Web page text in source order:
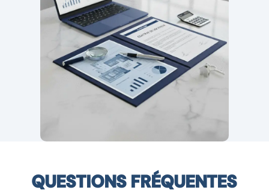
QUESTIONS FRÉQUENTES